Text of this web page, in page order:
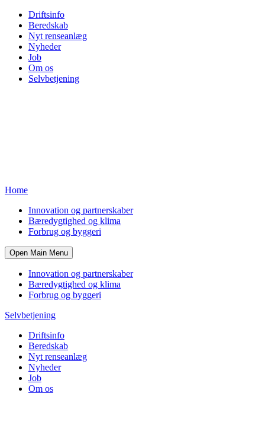
Driftsinfo
Beredskab
Nyt renseanlæg
Nyheder
Job
Om os
Selvbetjening
Home
Innovation og partnerskaber
Bæredygtighed og klima
Forbrug og byggeri
Open Main Menu
Innovation og partnerskaber
Bæredygtighed og klima
Forbrug og byggeri
Selvbetjening
Driftsinfo
Beredskab
Nyt renseanlæg
Nyheder
Job
Om os